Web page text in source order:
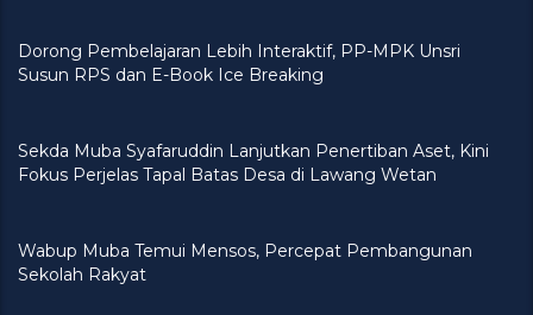
Dorong Pembelajaran Lebih Interaktif, PP-MPK Unsri
Susun RPS dan E-Book Ice Breaking
Sekda Muba Syafaruddin Lanjutkan Penertiban Aset, Kini
Fokus Perjelas Tapal Batas Desa di Lawang Wetan
Wabup Muba Temui Mensos, Percepat Pembangunan
Sekolah Rakyat